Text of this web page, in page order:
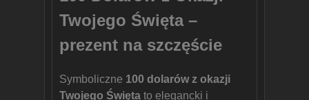
Twojego Święta –
prezent na szczęście
Symboliczne 100 dolarów z okazji
Twojego Święta to elegancki i